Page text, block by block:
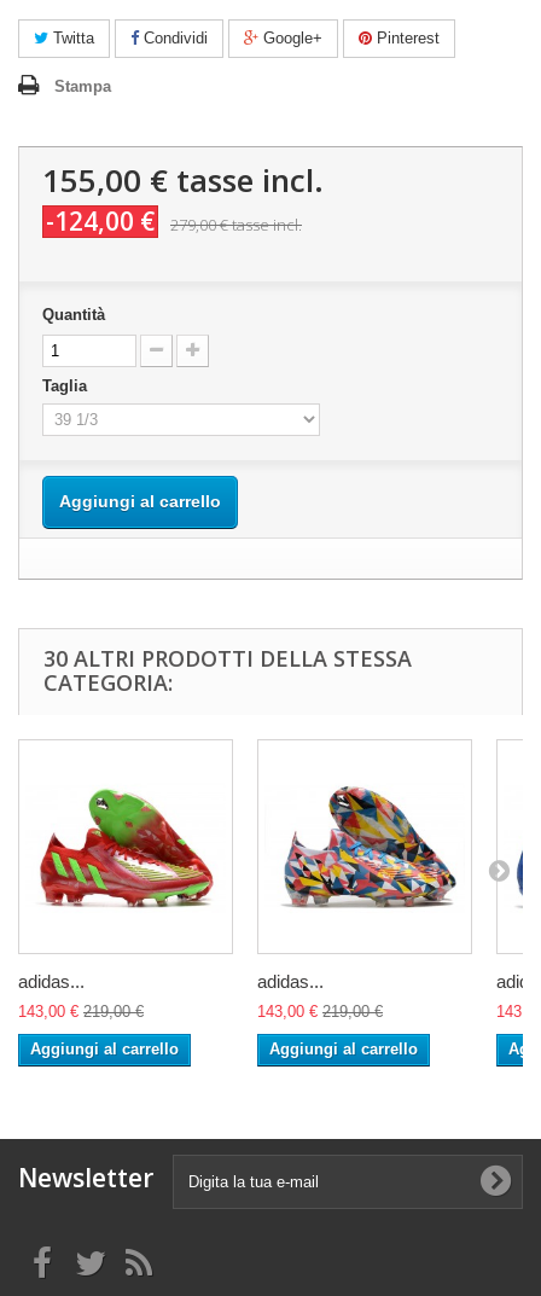
Twitta Condividi Google+ Pinterest
Stampa
155,00 € tasse incl.
-124,00 € 279,00 €tasse incl.
Quantità
Taglia
Aggiungi al carrello
30 ALTRI PRODOTTI DELLA STESSA
CATEGORIA:
adidas...
143,00 € 219,00 €
Aggiungi al carrello
adidas...
143,00 € 219,00 €
Aggiungi al carrello
Newsletter